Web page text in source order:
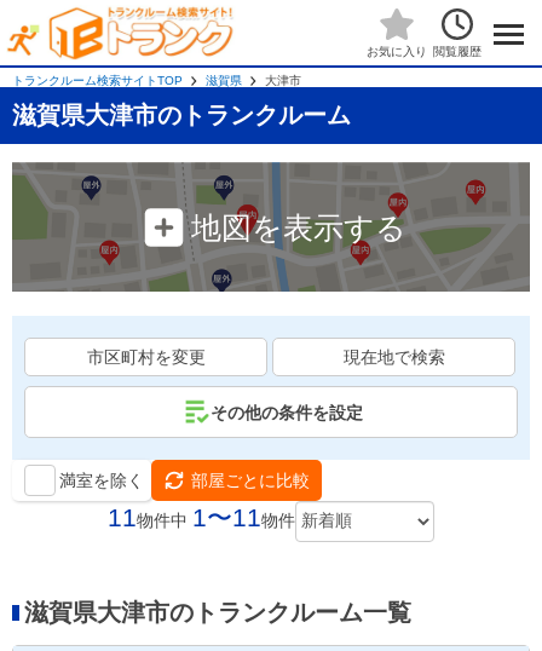
お気に入り 閲覧履歴
トランクルーム検索サイトTOP 滋賀県 大津市
滋賀県大津市のトランクルーム
地図を表示する
市区町村を変更 現在地で検索
その他の条件を設定
満室を除く 部屋ごとに比較
11物件中 1〜11物件
滋賀県大津市のトランクルーム一覧